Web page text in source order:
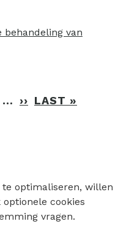
behandeling van
… ›› VOLGENDE
LAST »
optimaliseren, willen
cookies
vragen.